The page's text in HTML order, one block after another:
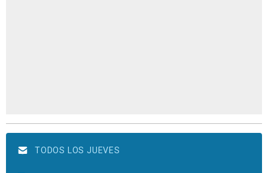
TODOS LOS JUEVES